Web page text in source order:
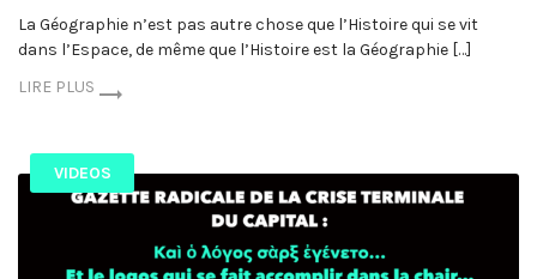
La Géographie n’est pas autre chose que l’Histoire qui se vit
dans l’Espace, de même que l’Histoire est la Géographie […]
LIRE PLUS
VIDEOS